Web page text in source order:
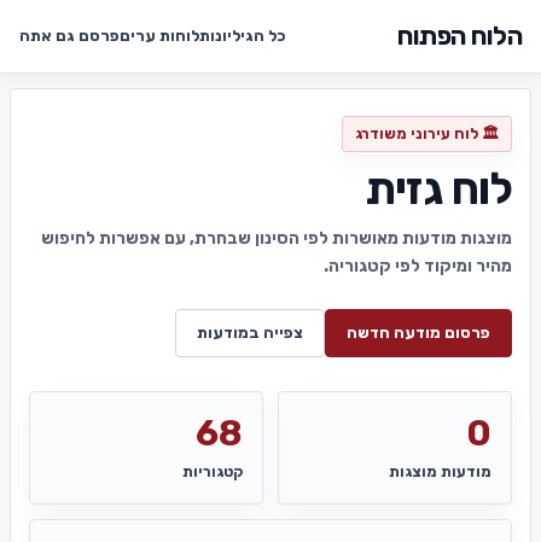
הלוח הפתוח כל הגיליונותלוחות עריםפרסם גם אתה
🏛️ לוח עירוני משודרג
לוח גזית
מוצגות מודעות מאושרות לפי הסינון שבחרת, עם אפשרות לחיפוש
מהיר ומיקוד לפי קטגוריה.
פרסום מודעה חדשה צפייה במודעות
0
מודעות מוצגות
68
קטגוריות